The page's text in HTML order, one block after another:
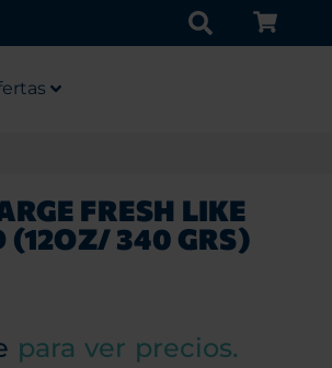
FRESH LIKE
(12OZ/ 340 GRS)
para ver precios.